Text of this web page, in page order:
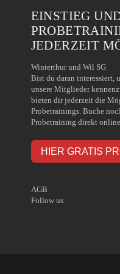
EINSTIEG
JEDERZEIT
Winterthur und Wil SG
Bist du daran interessiert,
unsere Mitglieder
bieten dir jederzeit die
Probetrainings. Buche
Probetraining direkt
HIER GRATIS
AGB
Follow us